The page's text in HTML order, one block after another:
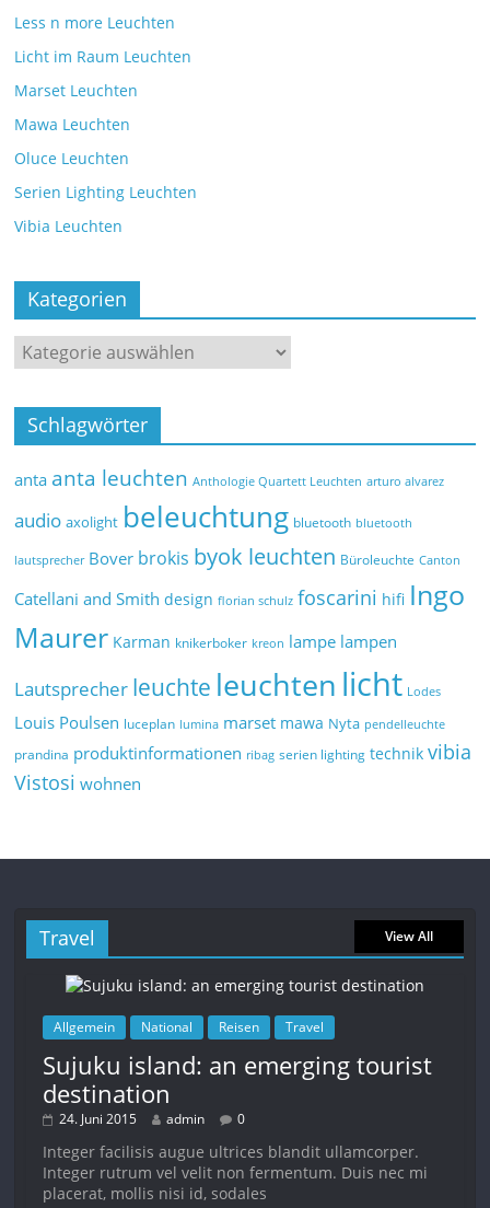
Less n more Leuchten
Licht im Raum Leuchten
Marset Leuchten
Mawa Leuchten
Oluce Leuchten
Serien Lighting Leuchten
Vibia Leuchten
Kategorien
Schlagwörter
anta anta leuchten Anthologie Quartett Leuchten arturo alvarez
audio axolight beleuchtung bluetooth bluetooth
lautsprecher Bover brokis byok leuchten Büroleuchte Canton
Catellani and Smith design florian schulz foscarini hifi Ingo
Maurer Karman knikerboker kreon lampe lampen
Lautsprecher leuchte leuchten licht Lodes
Louis Poulsen luceplan lumina marset mawa Nyta pendelleuchte
prandina produktinformationen ribag serien lighting technik vibia
Vistosi wohnen
Travel View All
Allgemein National Reisen Travel
Sujuku island: an emerging tourist
destination
24. Juni 2015 admin 0
Integer facilisis augue ultrices blandit ullamcorper.
Integer rutrum vel velit non fermentum. Duis nec mi
placerat, mollis nisi id, sodales